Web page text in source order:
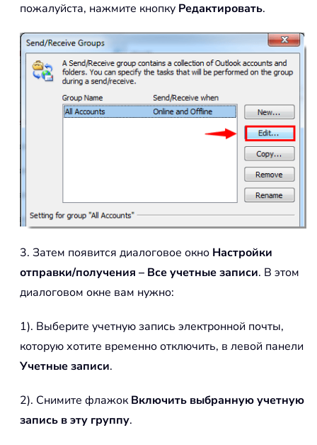
пожалуйста, нажмите кнопку Редактировать.
3. Затем появится диалоговое окно Настройки
отправки/получения – Все учетные записи. В этом
диалоговом окне вам нужно:
1). Выберите учетную запись электронной почты,
которую хотите временно отключить, в левой панели
Учетные записи.
2). Снимите флажокВключить выбранную учетную
запись в эту группу.